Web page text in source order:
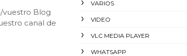
vuestro Blog
canal de
VARIOS
VIDEO
VLC MEDIA PLAYER
WHATSAPP